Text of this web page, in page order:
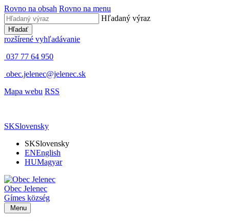
Rovno na obsah Rovno na menu
Hľadaný výraz
Hľadať
rozšírené vyhľadávanie
037 77 64 950
obec.jelenec@jelenec.sk
Mapa webu RSS
SKSlovensky
SKSlovensky
ENEnglish
HUMagyar
Obec Jelenec
Gímes község
Menu